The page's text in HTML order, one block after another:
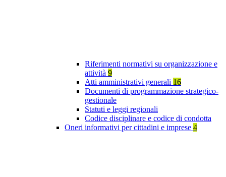
Riferimenti normativi su organizzazione e
attività 9
Atti amministrativi generali 16
Documenti di programmazione strategico-
gestionale
Statuti e leggi regionali
Codice disciplinare e codice di condotta
Oneri informativi per cittadini e imprese 4